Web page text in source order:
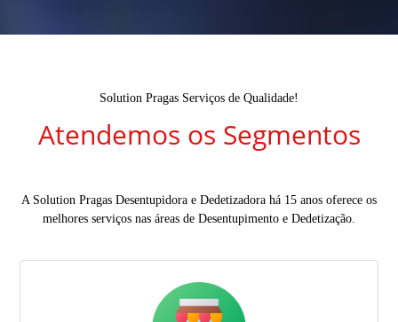
Solution Pragas Serviços de Qualidade!
Atendemos os Segmentos
A Solution Pragas Desentupidora e Dedetizadora há 15 anos oferece os
melhores serviços nas áreas de Desentupimento e Dedetização.